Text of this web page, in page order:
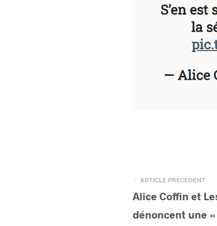
ARTICLE PRÉCÉDENT
Alice Coffin et
dénoncent une